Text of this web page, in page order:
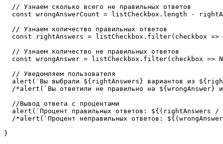
  // Узнаем сколько всего не правильных ответов
const wrongAnswerCount = listCheckbox.length -
  // Узнаем количество правильных ответов
const rightAnswers = listCheckbox.filter(checkbox
  // Узнаем количество не правильных ответов
const wrongAnswer = listCheckbox.filter(checkbox =>
  // Уведомляем пользователя
alert(`Вы выбрали ${rightAnswers} вариантов из
/*alert(`Вы ответили не правильно на ${wrongAnswer}
  //Вывод ответа с процентами
alert(`Процент правильных ответов: ${(rightAnswers
/*alert(`Процент неправильных ответов:
}